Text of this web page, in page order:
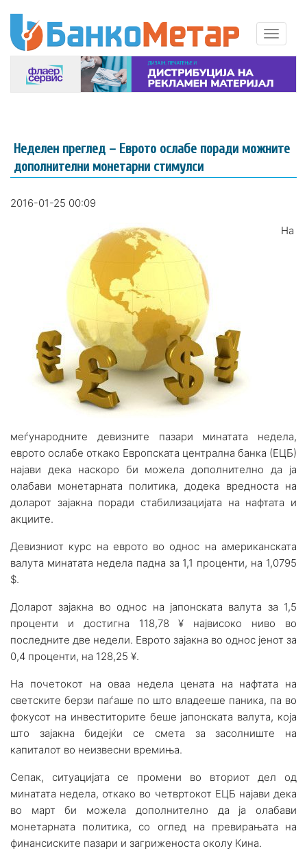
Неделен преглед – Еврото ослабе поради можните
дополнителни монетарни стимулси
2016-01-25 00:09
На
меѓународните девизните пазари минатата недела,
еврото ослабе откако Европската централна банка (ЕЦБ)
најави дека наскоро би можела дополнително да ја
олабави монетарната политика, додека вредноста на
доларот зајакна поради стабилизацијата на нафтата и
акциите.
Девизниот курс на еврото во однос на американската
валута минатата недела падна за 1,1 проценти, на 1,0795
$.
Доларот зајакна во однос на јапонската валута за 1,5
проценти и достигна 118,78 ¥ највисоко ниво во
последните две недели. Еврото зајакна во однос јенот за
0,4 проценти, на 128,25 ¥.
На почетокот на оваа недела цената на нафтата на
светските берзи паѓаше по што владееше паника, па во
фокусот на инвеститорите беше јапонската валута, која
што зајакна бидејќи се смета за засолниште на
капиталот во неизвесни времиња.
Сепак, ситуацијата се промени во вториот дел од
минатата недела, откако во четвртокот ЕЦБ најави дека
во март би можела дополнително да ја олабави
монетарната политика, со оглед на превирањата на
финансиските пазари и загриженоста околу Кина.